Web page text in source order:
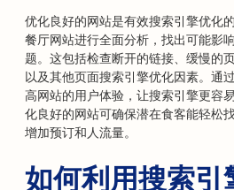
优化良好的网站是有效搜索引擎优化
餐厅网站进行全面分析，找出可能影
题。这包括检查断开的链接、缓慢的
以及其他页面搜索引擎优化因素。通
高网站的用户体验，让搜索引擎更容
化良好的网站可确保潜在食客能轻松
增加预订和人流量。
如何利用搜索引